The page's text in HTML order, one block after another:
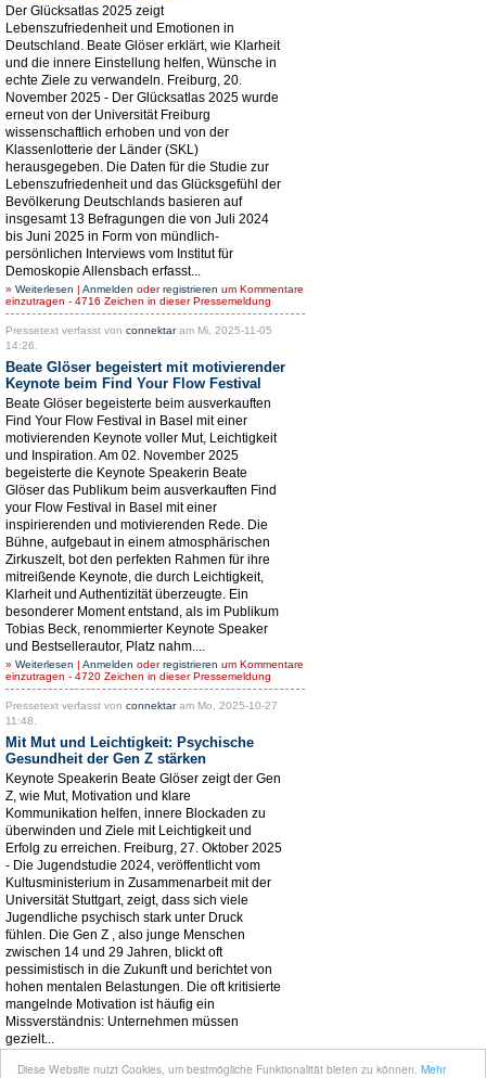
Diese Website nutzt Cookies, um bestmögliche Funktionalität bieten zu können. Mehr
Der Glücksatlas 2025 zeigt
Lebenszufriedenheit und Emotionen in
Deutschland. Beate Glöser erklärt, wie Klarheit
und die innere Einstellung helfen, Wünsche in
echte Ziele zu verwandeln. Freiburg, 20.
November 2025 - Der Glücksatlas 2025 wurde
erneut von der Universität Freiburg
wissenschaftlich erhoben und von der
Klassenlotterie der Länder (SKL)
herausgegeben. Die Daten für die Studie zur
Lebenszufriedenheit und das Glücksgefühl der
Bevölkerung Deutschlands basieren auf
insgesamt 13 Befragungen die von Juli 2024
bis Juni 2025 in Form von mündlich-
persönlichen Interviews vom Institut für
Demoskopie Allensbach erfasst...
» Weiterlesen | Anmelden oderregistrieren um Kommentare
einzutragen - 4716 Zeichen in dieser Pressemeldung
Pressetext verfasst von connektaram Mi, 2025-11-05
14:26.
Beate Glöser begeistert mit motivierender
Keynote beim Find Your Flow Festival
Beate Glöser begeisterte beim ausverkauften
Find Your Flow Festival in Basel mit einer
motivierenden Keynote voller Mut, Leichtigkeit
und Inspiration. Am 02. November 2025
begeisterte die Keynote Speakerin Beate
Glöser das Publikum beim ausverkauften Find
your Flow Festival in Basel mit einer
inspirierenden und motivierenden Rede. Die
Bühne, aufgebaut in einem atmosphärischen
Zirkuszelt, bot den perfekten Rahmen für ihre
mitreißende Keynote, die durch Leichtigkeit,
Klarheit und Authentizität überzeugte. Ein
besonderer Moment entstand, als im Publikum
Tobias Beck, renommierter Keynote Speaker
und Bestsellerautor, Platz nahm....
» Weiterlesen | Anmelden oderregistrieren um Kommentare
einzutragen - 4720 Zeichen in dieser Pressemeldung
Pressetext verfasst von connektaram Mo, 2025-10-27
11:48.
Mit Mut und Leichtigkeit: Psychische
Gesundheit der Gen Z stärken
Keynote Speakerin Beate Glöser zeigt der Gen
Z, wie Mut, Motivation und klare
Kommunikation helfen, innere Blockaden zu
überwinden und Ziele mit Leichtigkeit und
Erfolg zu erreichen. Freiburg, 27. Oktober 2025
- Die Jugendstudie 2024, veröffentlicht vom
Kultusministerium in Zusammenarbeit mit der
Universität Stuttgart, zeigt, dass sich viele
Jugendliche psychisch stark unter Druck
fühlen. Die Gen Z , also junge Menschen
zwischen 14 und 29 Jahren, blickt oft
pessimistisch in die Zukunft und berichtet von
hohen mentalen Belastungen. Die oft kritisierte
mangelnde Motivation ist häufig ein
Missverständnis: Unternehmen müssen
gezielt...
einzutragen - 4253 Zeichen in dieser Pressemeldung